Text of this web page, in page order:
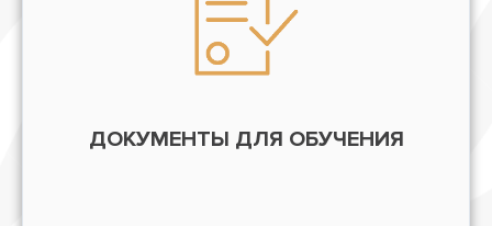
ДОКУМЕНТЫ ДЛЯ ОБУЧЕНИЯ